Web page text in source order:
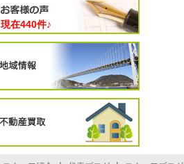
現在440件♪